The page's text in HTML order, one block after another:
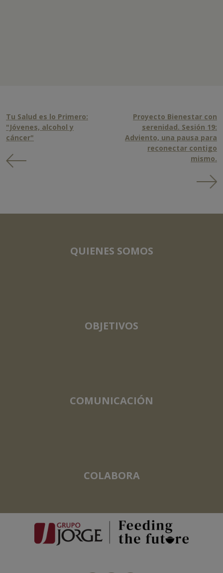
Tu Salud es lo Primero:
"Jóvenes, alcohol y
cáncer"
Proyecto Bienestar con
serenidad. Sesión 19:
Adviento, una pausa para
reconectar contigo
mismo.
QUIENES SOMOS
OBJETIVOS
COMUNICACIÓN
COLABORA